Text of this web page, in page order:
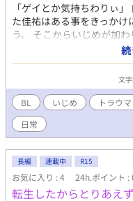
「ゲイとか気持ちわりぃ
た佳祐はある事をきっか
う。 そこからいじめが加
校になり、学校へのスト
学校で虐められている事
父親の故郷である田舎へ
り新しい生活をスタート
で友達を作るどころか、教
く卒業したいと思いながら
る時隣の席の直也に「仲良
そは断固拒否をしていた
感じてしまう。 一緒に居
ることを告げた。直也の反
た後に、また引きこもっ
い道をスタートさせること
文
BL いじめ トラウマ
日常
長編 連載中 R15
お気に入り : 4 24h.ポイント :
転生したからとりあえ